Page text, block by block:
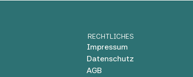
RECHTLICHES
Impressum
Datenschutz
AGB